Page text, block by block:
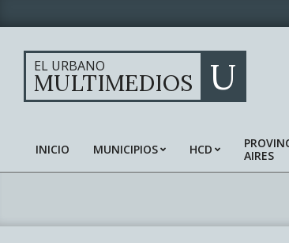
to
content
EL URBANO
MULTIMEDIOS U
Primary
Navigation
INICIO MUNICIPIOS HCD
AIRES